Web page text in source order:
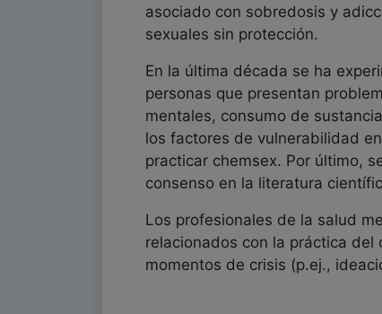
asociado con sobredosis y
sexuales sin protección.
En la última década se ha
personas que presentan
mentales, consumo de
los factores de vulnerabilidad
practicar chemsex. Por último,
consenso en la literatura
Los profesionales de la salud
relacionados con la práctica
momentos de crisis (p.ej.,